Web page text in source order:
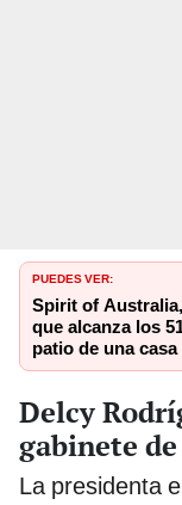
PUEDES VER:
Spirit of
que alcanza los
patio de una casa
Delcy
gabinete
La presidenta